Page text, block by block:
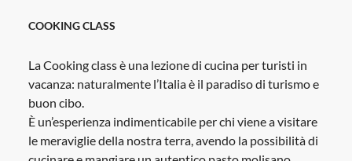
COOKING CLASS
La Cooking class è una lezione di cucina per turisti in
vacanza: naturalmente l’Italia è il paradiso di turismo e
buon cibo.
È un’esperienza indimenticabile per chi viene a visitare
le meraviglie della nostra terra, avendo la possibilità di